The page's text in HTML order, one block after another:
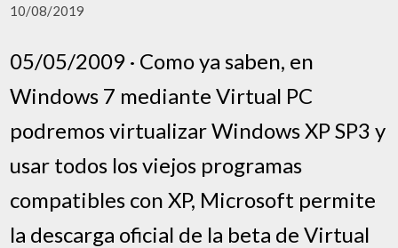
10/08/2019
05/05/2009 · Como ya saben, en
Windows 7 mediante Virtual PC
podremos virtualizar Windows XP SP3 y
usar todos los viejos programas
compatibles con XP, Microsoft permite
la descarga oficial de la beta de Virtual